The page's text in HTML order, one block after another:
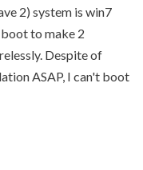
2) system is win7
to make 2
Despite of
ASAP, I can't boot